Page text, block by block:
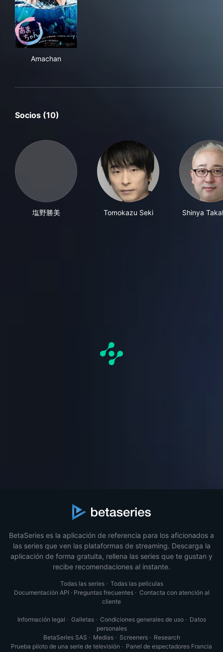
Amachan
Socios (10)
塩野勝美 Tomokazu Seki Shinya
BetaSeries es la aplicación de referencia para los aficionados a
las series que ven las plataformas de streaming. Descarga la
aplicación de forma gratuita, rellena las series que te gustan y
recibe recomendaciones al instante.
Todas las series· Todas las películas
Documentación API · Preguntas frecuentes· Contacta con atención al
cliente
Información legal · Galletas· Condiciones generales de uso· Datos
personales
BetaSeries SAS · Medias· Screeners· Research
Prueba piloto de una serie de televisión · Panel de espectadores Francia